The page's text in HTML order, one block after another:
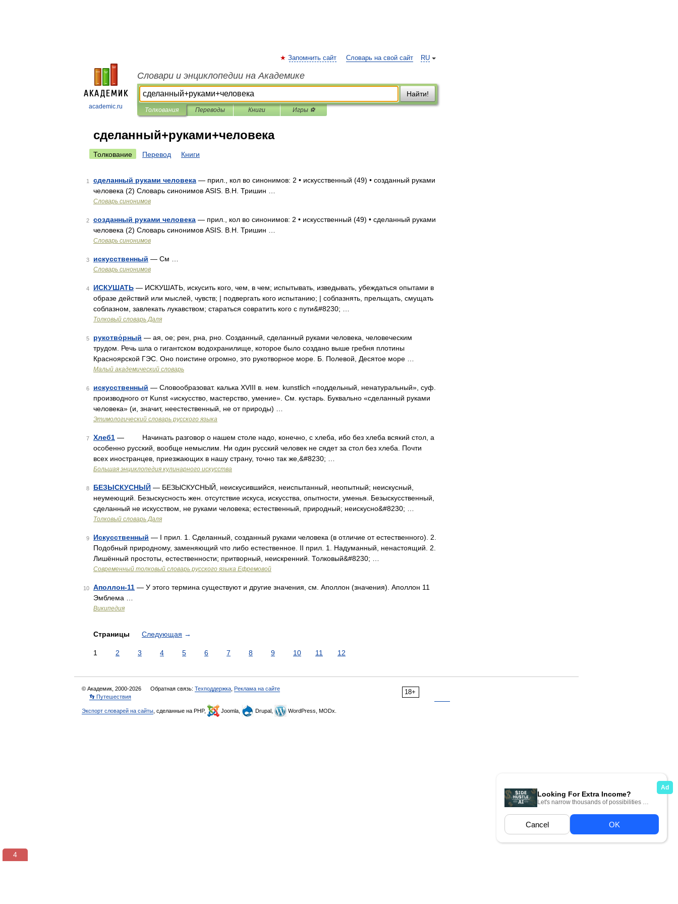
academic.ru
RU
Запомнить сайт Словарь на свой сайт
Словари и энциклопедии на Академике
Найти!
Толкования Переводы Книги Игры ⚽
сделанный+руками+человека
Толкование Перевод Книги
1 сделанный руками человека — прил., кол во синонимов: 2 • искусственный (49) • созданный руками
человека (2) Словарь синонимов ASIS. В.Н. Тришин …
Словарь синонимов
2 созданный руками человека — прил., кол во синонимов: 2 • искусственный (49) • сделанный руками
человека (2) Словарь синонимов ASIS. В.Н. Тришин …
Словарь синонимов
3 искусственный — См …
Словарь синонимов
4 ИСКУШАТЬ — ИСКУШАТЬ, искусить кого, чем, в чем; испытывать, изведывать, убеждаться опытами в
образе действий или мыслей, чувств; | подвергать кого испытанию; | соблазнять, прельщать, смущать
соблазном, завлекать лукавством; стараться совратить кого с пути&#8230; …
Толковый словарь Даля
5 рукотво́рный — ая, ое; рен, рна, рно. Созданный, сделанный руками человека, человеческим
трудом. Речь шла о гигантском водохранилище, которое было создано выше гребня плотины
Красноярской ГЭС. Оно поистине огромно, это рукотворное море. Б. Полевой, Десятое море …
Малый академический словарь
6 искусственный — Словообразоват. калька XVIII в. нем. kunstlich «поддельный, ненатуральный», суф.
производного от Kunst «искусство, мастерство, умение». См. кустарь. Буквально «сделанный руками
человека» (и, значит, неестественный, не от природы) …
Этимологический словарь русского языка
7 Хлеб1 — Начинать разговор о нашем столе надо, конечно, с хлеба, ибо без хлеба всякий стол, а
особенно русский, вообще немыслим. Ни один русский человек не сядет за стол без хлеба. Почти
всех иностранцев, приезжающих в нашу страну, точно так же,&#8230; …
Большая энциклопедия кулинарного искусства
8 БЕЗЫСКУСНЫЙ — БЕЗЫСКУСНЫЙ, неискусившийся, неиспытанный, неопытный; неискусный,
неумеющий. Безыскусность жен. отсутствие искуса, искусства, опытности, уменья. Безыскусственный,
сделанный не искусством, не руками человека; естественный, природный; неискусно&#8230; …
Толковый словарь Даля
9 Искусственный — I прил. 1. Сделанный, созданный руками человека (в отличие от естественного). 2.
Подобный природному, заменяющий что либо естественное. II прил. 1. Надуманный, ненастоящий. 2.
Лишённый простоты, естественности; притворный, неискренний. Толковый&#8230; …
Современный толковый словарь русского языка Ефремовой
10 Аполлон-11 — У этого термина существуют и другие значения, см. Аполлон (значения). Аполлон 11
Эмблема …
Википедия
Страницы Следующая →
1 2 3 4 5 6 7 8 9 10 11 12
18+
© Академик, 2000-2026 Обратная связь: Техподдержка Реклама на сайте
👣 Путешествия
Экспорт словарей на сайты , сделанные на PHP, Joomla, Drupal, WordPress, MODx.
3